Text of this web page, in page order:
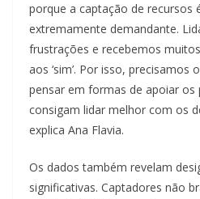
porque a captação de recursos
extremamente demandante.
frustrações e recebemos muitos
aos ‘sim’. Por isso, precisamos
pensar em formas de apoiar os
consigam lidar melhor com os
explica Ana Flavia.
Os dados também revelam
significativas. Captadores não